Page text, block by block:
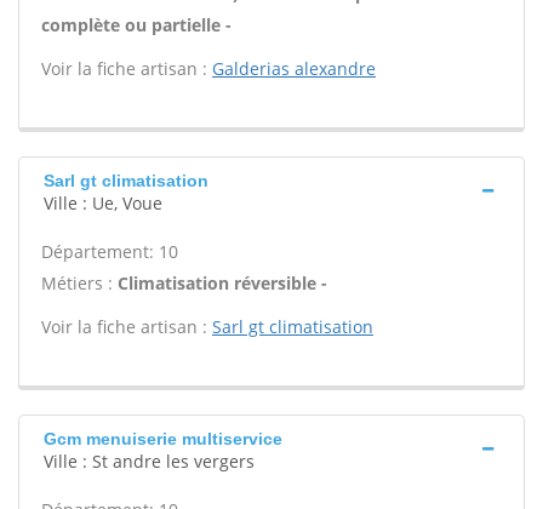
complète ou partielle -
Voir la fiche artisan : Galderias alexandre
Sarl gt climatisation
Ville : Ue, Voue
Département: 10
Métiers : Climatisation réversible -
Voir la fiche artisan : Sarl gt climatisation
Gcm menuiserie multiservice
Ville : St andre les vergers